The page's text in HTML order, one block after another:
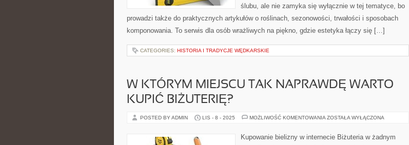
ślubu, ale nie zamyka się wyłącznie w tej tematyce, bo
prowadzi także do praktycznych artykułów o roślinach, sezonowości, trwałości i sposobach
komponowania. To serwis dla osób wrażliwych na piękno, gdzie estetyka łączy się […]
CATEGORIES: HISTORIA I TRADYCJE WĘDKARSKIE
W KTÓRYM MIEJSCU TAK NAPRAWDĘ WARTO
KUPIĆ BIŻUTERIĘ?
POSTED BY ADMIN LIS - 8 - 2025 MOŻLIWOŚĆ KOMENTOWANIA W
TAK
NAPRAWDĘ
ZOSTAŁA WYŁĄCZONA
Kupowanie bielizny w internecie Biżuteria w żadnym